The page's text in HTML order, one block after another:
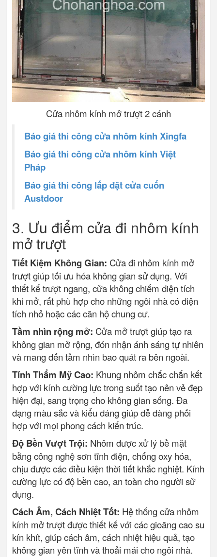
Cửa nhôm kính mở trượt 2 cánh
Báo giá thi công cửa nhôm kính Xingfa
Báo giá thi công cửa nhôm kính Việt
Pháp
Báo giá thi công lắp đặt cửa cuốn
Austdoor
3. Ưu điểm cửa đi nhôm kính
mở trượt
Tiết Kiệm Không Gian: Cửa đi nhôm kính mở
trượt giúp tối ưu hóa không gian sử dụng. Với
thiết kế trượt ngang, cửa không chiếm diện tích
khi mở, rất phù hợp cho những ngôi nhà có diện
tích nhỏ hoặc các căn hộ chung cư.
Tầm nhìn rộng mở: Cửa mở trượt giúp tạo ra
không gian mở rộng, đón nhận ánh sáng tự nhiên
và mang đến tầm nhìn bao quát ra bên ngoài.
Tính Thẩm Mỹ Cao: Khung nhôm chắc chắn kết
hợp với kính cường lực trong suốt tạo nên vẻ đẹp
hiện đại, sang trọng cho không gian sống. Đa
dạng màu sắc và kiểu dáng giúp dễ dàng phối
hợp với mọi phong cách kiến trúc.
Độ Bền Vượt Trội: Nhôm được xử lý bề mặt
bằng công nghệ sơn tĩnh điện, chống oxy hóa,
chịu được các điều kiện thời tiết khắc nghiệt. Kính
cường lực có độ bền cao, an toàn cho người sử
dụng.
Cách Âm, Cách Nhiệt Tốt: Hệ thống cửa nhôm
kính mở trượt được thiết kế với các gioăng cao su
kín khít, giúp cách âm, cách nhiệt hiệu quả, tạo
không gian yên tĩnh và thoải mái cho ngôi nhà.